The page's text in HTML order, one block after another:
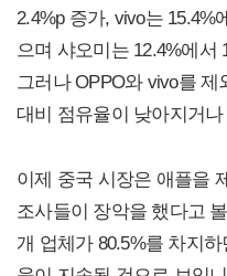
2.4%p 증가, vivo는 15.4%
으며 샤오미는 12.4%에서
그러나 OPPO와 vivo를
대비 점유율이 낮아지거
이제 중국 시장은 애플을
조사들이 장악을 했다고
개 업체가 80.5%를 차지